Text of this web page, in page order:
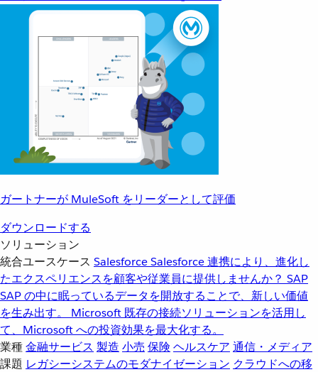
ガートナーが MuleSoft をリーダーとして評価
ダウンロードする
ソリューション
統合ユースケース SalesforceSalesforce 連携により、進化し
たエクスペリエンスを顧客や従業員に提供しませんか？ SAP
SAP の中に眠っているデータを開放することで、新しい価値
を生み出す。
Microsoft 既存の接続ソリューションを活用し
て、Microsoft への投資効果を最大化する。
業種金融サービス 製造 小売 保険 ヘルスケア 通信・メディア
課題 レガシーシステムのモダナイゼーション クラウドへの移